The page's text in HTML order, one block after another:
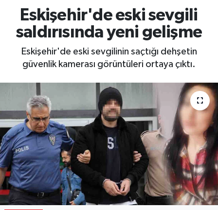
Eskişehir'de eski sevgili
saldırısında yeni gelişme
Eskişehir'de eski sevgilinin saçtığı dehşetin
güvenlik kamerası görüntüleri ortaya çıktı.
Spor
Eğitim
Sağlık
Yaşam
Resmi ilanlar
TFF 3.Lig 4.Grup Puan Durumu ve Fikstür
Tüm Manşetler
Haber Arşivi